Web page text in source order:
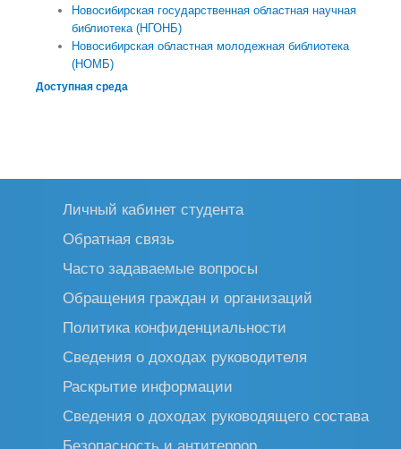
Новосибирская государственная областная научная
библиотека (НГОНБ)
Новосибирская областная молодежная библиотека
(НОМБ)
Доступная среда
Личный кабинет студента
Обратная связь
Часто задаваемые вопросы
Обращения граждан и организаций
Политика конфиденциальности
Сведения о доходах руководителя
Раскрытие информации
Сведения о доходах руководящего состава